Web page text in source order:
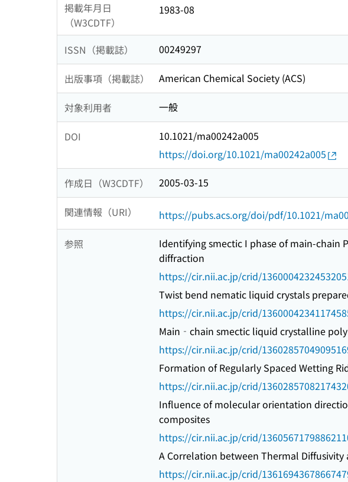
掲載年月日
（W3CDTF）
1983-08
ISSN（掲載誌） 00249297
出版事項（掲載誌） American Chemical Society (ACS)
対象利用者 一般
DOI
10.1021/ma00242a005
https://doi.org/10.1021/ma00242a005
作成日（W3CDTF） 2005-03-15
関連情報（URI） https://pubs.acs.org/doi/pdf/10.1021/
参照
Identifying smectic I phase of main-chain
diffraction
https://cir.nii.ac.jp/crid/
Twist bend nematic liquid crystals
https://cir.nii.ac.jp/crid/
Main‐chain smectic liquid crystalline
https://cir.nii.ac.jp/crid/
Formation of Regularly Spaced Wetting
https://cir.nii.ac.jp/crid/
Influence of molecular orientation
composites
https://cir.nii.ac.jp/crid/
A Correlation between Thermal
https://cir.nii.ac.jp/crid/